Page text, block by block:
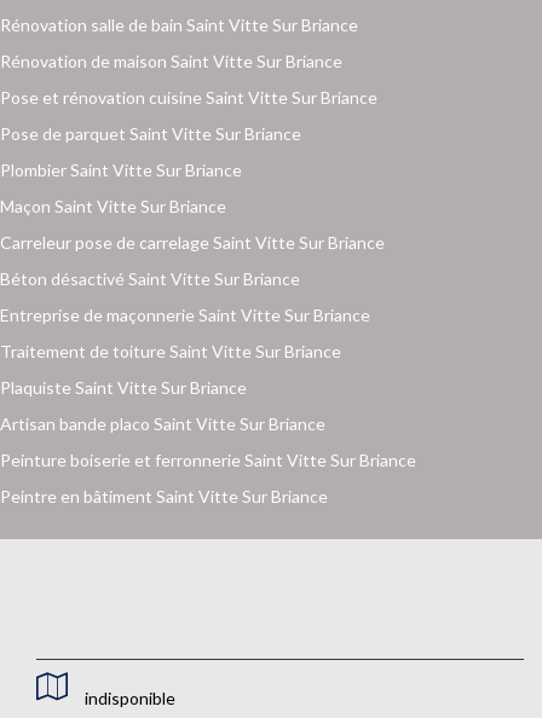
Rénovation salle de bain Saint Vitte Sur Briance
Rénovation de maison Saint Vitte Sur Briance
Pose et rénovation cuisine Saint Vitte Sur Briance
Pose de parquet Saint Vitte Sur Briance
Plombier Saint Vitte Sur Briance
Maçon Saint Vitte Sur Briance
Carreleur pose de carrelage Saint Vitte Sur Briance
Béton désactivé Saint Vitte Sur Briance
Entreprise de maçonnerie Saint Vitte Sur Briance
Traitement de toiture Saint Vitte Sur Briance
Plaquiste Saint Vitte Sur Briance
Artisan bande placo Saint Vitte Sur Briance
Peinture boiserie et ferronnerie Saint Vitte Sur Briance
Peintre en bâtiment Saint Vitte Sur Briance
indisponible